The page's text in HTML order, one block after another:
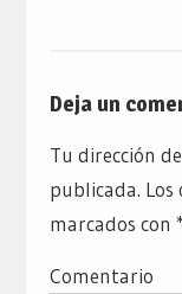
Deja un
Tu dirección
publicada.
marcados con
Comentario